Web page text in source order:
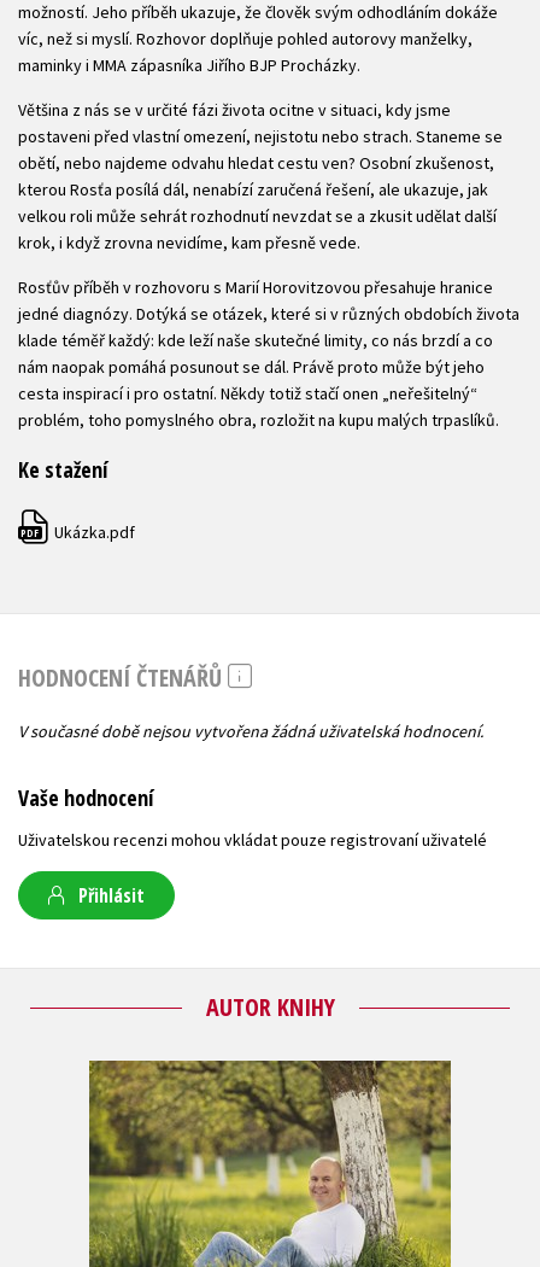
možností. Jeho příběh ukazuje, že člověk svým odhodláním dokáže
víc, než si myslí. Rozhovor doplňuje pohled autorovy manželky,
maminky i MMA zápasníka Jiřího BJP Procházky.
Většina z nás se v určité fázi života ocitne v situaci, kdy jsme
postaveni před vlastní omezení, nejistotu nebo strach. Staneme se
obětí, nebo najdeme odvahu hledat cestu ven? Osobní zkušenost,
kterou Rosťa posílá dál, nenabízí zaručená řešení, ale ukazuje, jak
velkou roli může sehrát rozhodnutí nevzdat se a zkusit udělat další
krok, i když zrovna nevidíme, kam přesně vede.
Rosťův příběh v rozhovoru s Marií Horovitzovou přesahuje hranice
jedné diagnózy. Dotýká se otázek, které si v různých obdobích života
klade téměř každý: kde leží naše skutečné limity, co nás brzdí a co
nám naopak pomáhá posunout se dál. Právě proto může být jeho
cesta inspirací i pro ostatní. Někdy totiž stačí onen „neřešitelný“
problém, toho pomyslného obra, rozložit na kupu malých trpaslíků.
Ke stažení
PDF Ukázka.pdf
HODNOCENÍ ČTENÁŘŮ
V současné době nejsou vytvořena žádná uživatelská hodnocení.
Vaše hodnocení
Uživatelskou recenzi mohou vkládat pouze registrovaní uživatelé
Přihlásit
AUTOR KNIHY